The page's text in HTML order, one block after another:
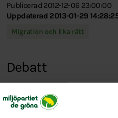
Publicerad 2012-12-06 23:00:00
Uppdaterad 2013-01-29
Migration och lika rätt
Debatt
Typ:Debattartikel
Länk:http://